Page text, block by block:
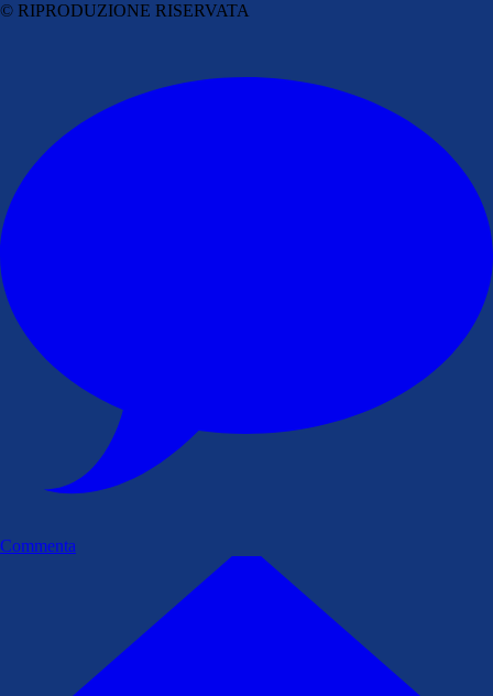
© RIPRODUZIONE RISERVATA
Commenta